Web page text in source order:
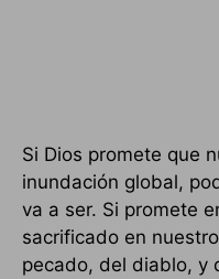
Si Dios promete que
inundación global,
va a ser. Si promete
sacrificado en
pecado, del diablo, y